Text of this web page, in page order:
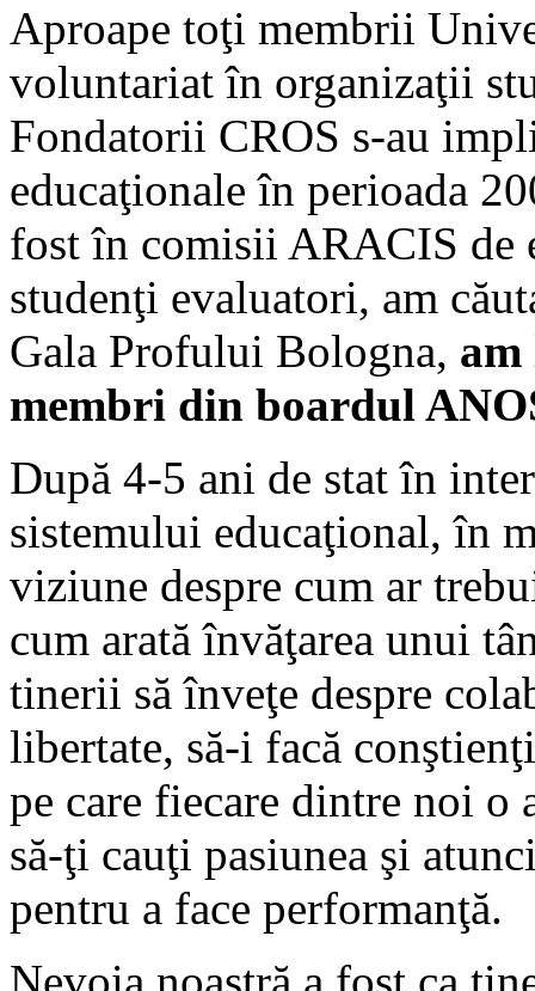
Aproape toţi membrii
voluntariat în organizaţii
Fondatorii CROS s-au
educaţionale în perioada
fost în comisii ARACIS de
studenţi evaluatori, am
Gala Profului Bologna, am
membri din boardul
După 4-5 ani de stat în
sistemului educaţional, în
viziune despre cum ar
cum arată învăţarea unui
tinerii să înveţe despre
libertate, să-i facă
pe care fiecare dintre noi o
să-ţi cauţi pasiunea şi
pentru a face performanţă.
Nevoia noastră a fost ca